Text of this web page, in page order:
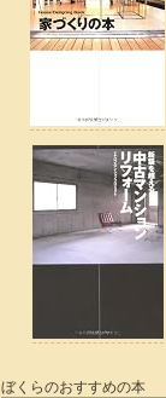
ぼくらのおすすめの本